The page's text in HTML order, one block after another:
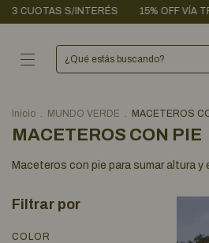
ENVÍOS A TODO EL
Inicio . MUNDO VERDE . MACETEROS
MACETEROS CON PIE
Maceteros con pie para sumar altura
Filtrar por
COLOR